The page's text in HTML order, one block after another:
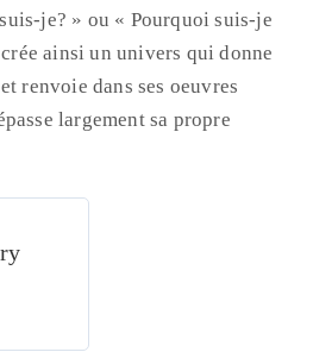
je? » ou « Pourquoi suis-je
ainsi un univers qui donne
renvoie dans ses oeuvres
largement sa propre